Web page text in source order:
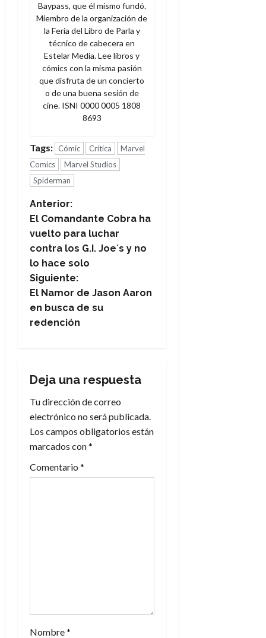
Baypass, que él mismo fundó.
Miembro de la organización de
la Feria del Libro de Parla y
técnico de cabecera en
Estelar Media. Lee libros y
cómics con la misma pasión
que disfruta de un concierto
o de una buena sesión de
cine. ISNI 0000 0005 1808
8693
Tags: Cómic Crítica
Marvel
Comics
Marvel Studios
Spiderman
N
a
v
e
g
a
i
ó
n
e
d
Anterior:
El Comandante Cobra ha
vuelto para luchar
contra los G.I. Joe´s y no
lo hace solo
Siguiente:
El Namor de Jason Aaron
en busca de su
redención
Deja una respuesta
Tu dirección de correo
electrónico no será publicada.
Los campos obligatorios están
marcados con*
Comentario *
Nombre*